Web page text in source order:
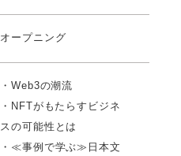
オープニング
・Web3の潮流
・NFTがもたらすビジネ
スの可能性とは
・≪事例で学ぶ≫日本文